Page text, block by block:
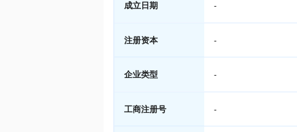
成立日期 -
注册资本 -
企业类型 -
工商注册号 -